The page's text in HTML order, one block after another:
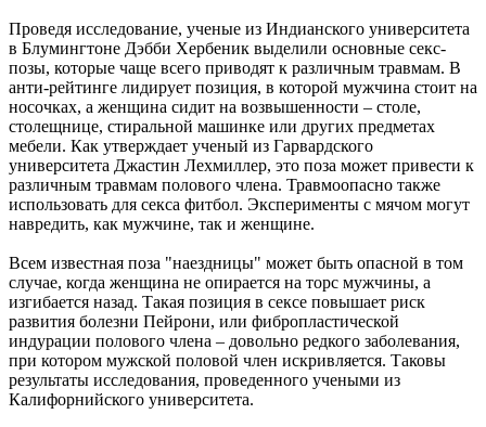
Проведя исследование, ученые из Индианского университета
в Блумингтоне Дэбби Хербеник выделили основные секс-
позы, которые чаще всего приводят к различным травмам. В
анти-рейтинге лидирует позиция, в которой мужчина стоит на
носочках, а женщина сидит на возвышенности – столе,
столещнице, стиральной машинке или других предметах
мебели. Как утверждает ученый из Гарвардского
университета Джастин Лехмиллер, это поза может привести к
различным травмам полового члена. Травмоопасно также
использовать для секса фитбол. Эксперименты с мячом могут
навредить, как мужчине, так и женщине.
Всем известная поза "наездницы" может быть опасной в том
случае, когда женщина не опирается на торс мужчины, а
изгибается назад. Такая позиция в сексе повышает риск
развития болезни Пейрони, или фибропластической
индурации полового члена – довольно редкого заболевания,
при котором мужской половой член искривляется. Таковы
результаты исследования, проведенного учеными из
Калифорнийского университета.